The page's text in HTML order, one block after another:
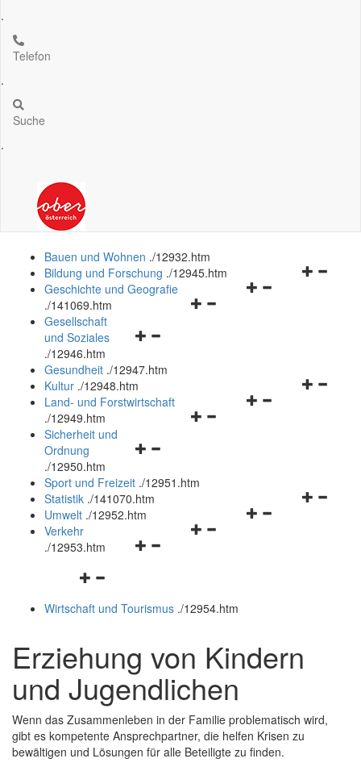
.
Telefon
.
Suche
.
Bauen und Wohnen ./12932.htm
Navigationsmenü
Bildung und Forschung ./12945.htm
Navigationsmenü
Geschichte und Geografie
./141069.htm
Navigationsmenü
und
schließen
Gesellschaft
und Soziales
./12946.htm
Gesundheit ./12947.htm
Navigationsmenü
Kultur ./12948.htm
Navigationsmenü
Land- und Forstwirtschaft
./12949.htm
Navigationsmenü
und
schließen
Sicherheit und
Ordnung
./12950.htm
Sport und Freizeit ./12951.htm
Navigationsmenü
Statistik ./141070.htm
Navigationsmenü
Umwelt ./12952.htm
Navigationsmenü
Verkehr
./12953.htm
Navigationsmenü
und
Wirtschaft und Tourismus ./12954.htm
Erziehung von Kindern
und Jugendlichen
Wenn das Zusammenleben in der Familie problematisch wird,
gibt es kompetente Ansprechpartner, die helfen Krisen zu
bewältigen und Lösungen für alle Beteiligte zu finden.